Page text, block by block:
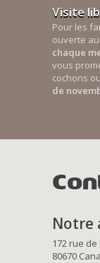
Visite
Pour les
ouverte
chaque
vous
cochons
de
Notre
172 rue de
80670